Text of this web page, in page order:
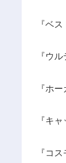
『ベ
『ウ
『ホ
『キ
『コ